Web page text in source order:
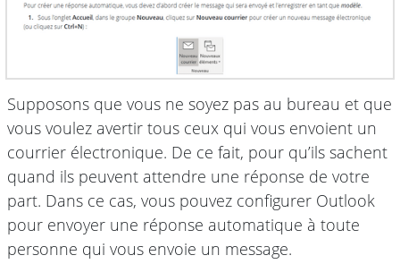
Supposons que vous ne soyez pas au bureau et que
vous voulez avertir tous ceux qui vous envoient un
courrier électronique. De ce fait, pour qu’ils sachent
quand ils peuvent attendre une réponse de votre
part. Dans ce cas, vous pouvez configurer Outlook
pour envoyer une réponse automatique à toute
personne qui vous envoie un message.